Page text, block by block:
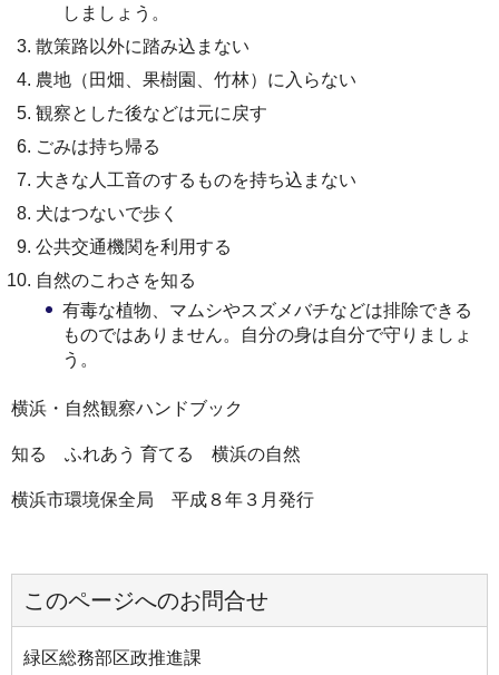
しましょう。
散策路以外に踏み込まない
農地（田畑、果樹園、竹林）に入らない
観察とした後などは元に戻す
ごみは持ち帰る
大きな人工音のするものを持ち込まない
犬はつないで歩く
公共交通機関を利用する
自然のこわさを知る
有毒な植物、マムシやスズメバチなどは排除できる
ものではありません。自分の身は自分で守りましょ
う。
横浜・自然観察ハンドブック
知る ふれあう 育てる 横浜の自然
横浜市環境保全局 平成８年３月発行
このページへのお問合せ
緑区総務部区政推進課